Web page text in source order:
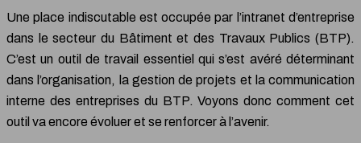
Une place indiscutable est occupée par l’intranet d’entreprise
dans le secteur du Bâtiment et des Travaux Publics (BTP).
C’est un outil de travail essentiel qui s’est avéré déterminant
dans l’organisation, la gestion de projets et la communication
interne des entreprises du BTP. Voyons donc comment cet
outil va encore évoluer et se renforcer à l’avenir.